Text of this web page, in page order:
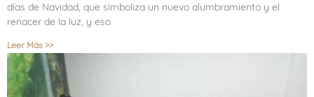
días de Navidad, que simboliza un nuevo alumbramiento y el
renacer de la luz, y eso
Leer Más >>